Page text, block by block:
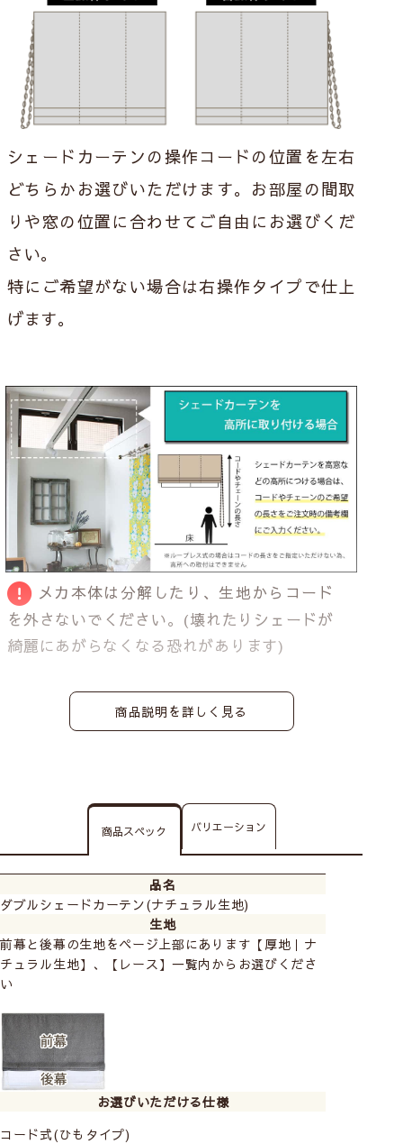
シェードカーテンの操作コードの位置を左右
どちらかお選びいただけます。お部屋の間取
りや窓の位置に合わせてご自由にお選びくだ
さい。
特にご希望がない場合は右操作タイプで仕上
げます。
メカ本体は分解したり、生地からコード
を外さないでください。 (壊れたりシェードが
綺麗にあがらなくなる恐れがあります)
商品説明を詳しく見る
商品スペック バリエーション
品名
ダブルシェードカーテン(ナチュラル生地)
生地
前幕と後幕の生地をページ上部にあります【厚地｜ナ
チュラル生地】、【レース】一覧内からお選びくださ
い
お選びいただける仕様
コード式(ひもタイプ)